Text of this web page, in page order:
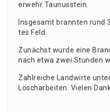
er­wehr Taunusstein.
Ins­ge­samt brann­ten rund
tes Feld.
Zunächst wur­de eine
nach etwa zwei Stun­den
Zahl­rei­che Land­wir­te
Lösch­ar­bei­ten. Vie­len